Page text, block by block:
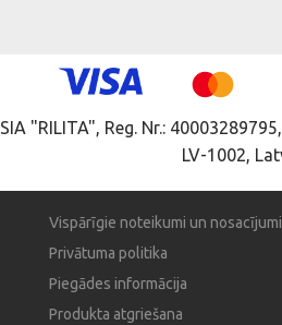
SIA "RILITA", Reg. Nr.:
LV-1002,
Vispārīgie noteikumi un nosacījumi
Privātuma politika
Piegādes informācija
Produkta atgriešana